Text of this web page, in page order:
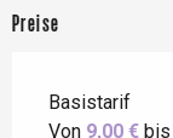
Preise
Basistarif
Von 9,00 €